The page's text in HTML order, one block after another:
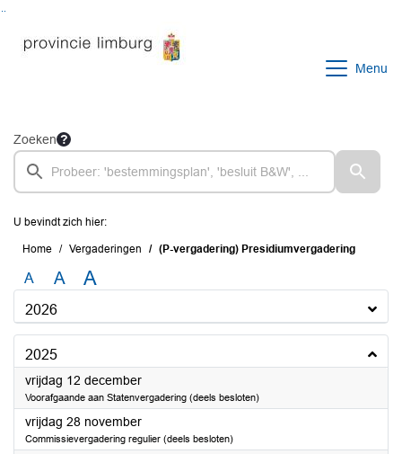
Menu
Zoeken
U bevindt zich hier:
Home Vergaderingen (P-vergadering) Presidiumvergadering
A A A
2026
2025
vrijdag 12 december2025
Voorafgaande aan Statenvergadering (deels besloten)
vrijdag 28 november2025
Commissievergadering regulier (deels besloten)